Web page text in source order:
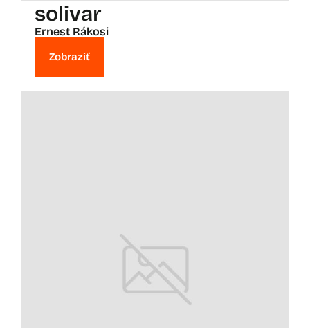
solivar
Ernest Rákosi
Zobraziť